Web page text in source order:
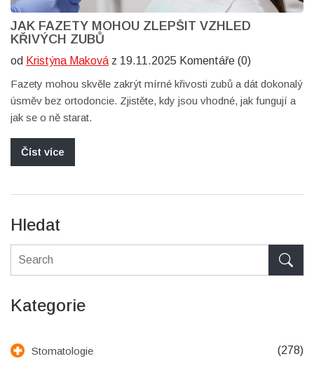
JAK FAZETY MOHOU ZLEPŠIT VZHLED
KŘIVÝCH ZUBŮ
od Kristýna Maková z 19.11.2025 Komentáře (0)
Fazety mohou skvěle zakrýt mírné křivosti zubů a dát dokonalý
úsměv bez ortodoncie. Zjistěte, kdy jsou vhodné, jak fungují a
jak se o ně starat.
Číst více
Hledat
Kategorie
Stomatologie (278)